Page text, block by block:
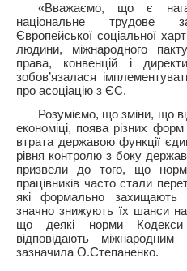
«Вважаємо, що є
національне трудове
Європейської соціальної
людини, міжнародного
права, конвенцій і
зобов’язалася
про асоціацію з ЄС.
Розуміємо, що зміни, що
економіці, поява різних форм
втрата державою функції
рівня контролю з боку
призвели до того, що
працівників часто стали
які формально захищають
значно знижують їх шанси
що деякі норми
відповідають
зазначила О.Степаненко.